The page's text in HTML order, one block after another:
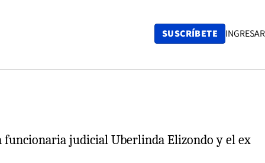
SUSCRÍBETE INGRESAR
funcionaria judicial Uberlinda Elizondo y el ex